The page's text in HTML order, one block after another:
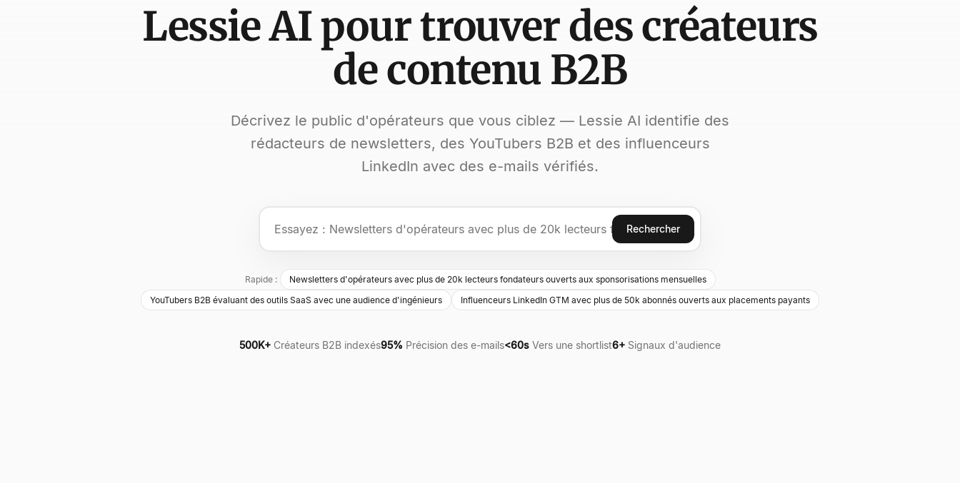
Lessie AI pour trouver des créateurs
de contenu B2B
Décrivez le public d'opérateurs que vous ciblez — Lessie AI identifie des
rédacteurs de newsletters, des YouTubers B2B et des influenceurs
LinkedIn avec des e-mails vérifiés.
Rechercher
Rapide :
Newsletters d'opérateurs avec plus de 20k lecteurs fondateurs ouverts aux sponsorisations mensuelles
YouTubers B2B évaluant des outils SaaS avec une audience d'ingénieurs
Influenceurs LinkedIn GTM avec plus de 50k abonnés ouverts aux placements payants
500K+ Créateurs B2B indexés95% Précision des e-mails<60s Vers une shortlist6+ Signaux d'audience